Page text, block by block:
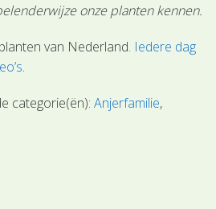
onze planten kennen.
van Nederland. Iedere dag
.
categorie(ën):Anjerfamilie